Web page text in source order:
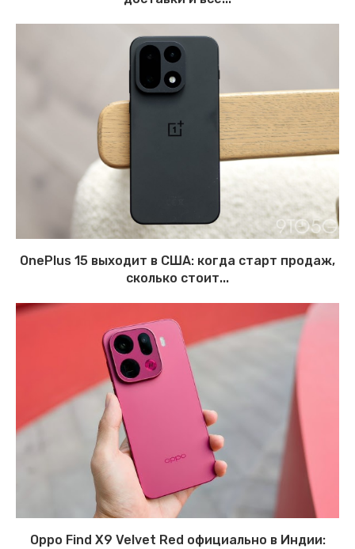
OnePlus 15 выходит в США: когда старт продаж,
сколько стоит...
Oppo Find X9 Velvet Red официально в Индии: